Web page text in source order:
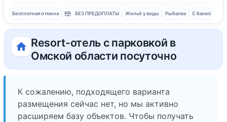
Бесплатная отмена БЕЗ ПРЕДОПЛАТЫ Жильё у воды Рыбалка С баней
Resort-отель с парковкой в
Омской области посуточно
К сожалению, подходящего варианта
размещения сейчас нет, но мы активно
расширяем базу объектов. Чтобы получать